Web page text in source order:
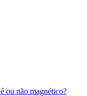
ou não magnético?